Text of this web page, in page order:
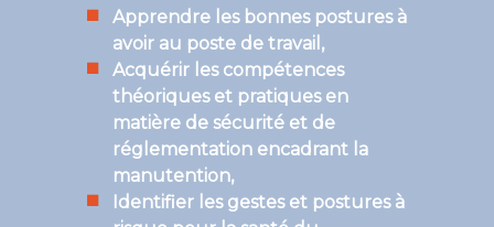
Apprendre les bonnes postures à
avoir au poste de travail,
Acquérir les compétences
théoriques et pratiques en
matière de sécurité et de
réglementation encadrant la
manutention,
Identifier les gestes et postures à